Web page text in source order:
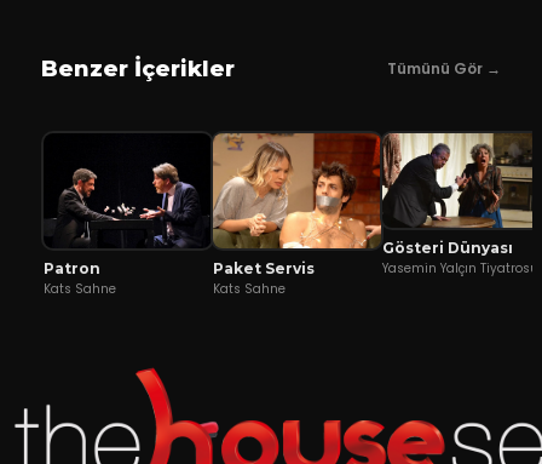
Benzer İçerikler Tümünü Gör →
Patron
Kats Sahne
Paket Servis
Kats Sahne
Gösteri Dünyası
Yasemin Yalçın Tiyatrosu